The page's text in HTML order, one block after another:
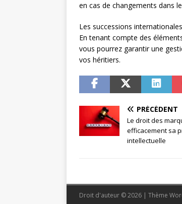
en cas de changements dans
Les successions
En tenant compte des
vous pourrez garantir une
vos héritiers.
PRÉCÉDENT
Le droit des
efficacement sa
intellectuelle
Droit d'auteur © 2026 | Thème